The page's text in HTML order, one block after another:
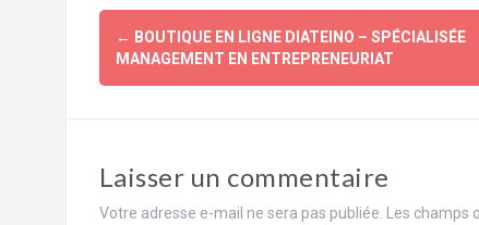
Navigation
d'article
← BOUTIQUE EN LIGNE DIATEINO – SPÉCIALISÉE
MANAGEMENT EN ENTREPRENEURIAT
Laisser un commentaire
Votre adresse e-mail ne sera pas publiée. Les champs